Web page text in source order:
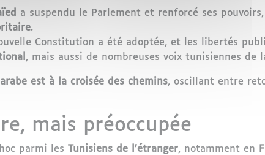
a suspendu le Parlement et renforcé ses
.
Constitution a été adoptée, et les libertés
, mais aussi de nombreuses voix tunisiennes de
est à la croisée des chemins, oscillant entre
mais préoccupée
parmi les Tunisiens de l’étranger, notamment en